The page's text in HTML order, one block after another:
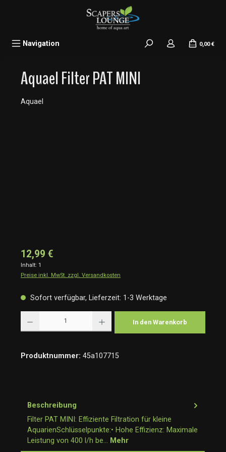
Navigation 0,00 €
Aquael Filter PAT MINI
Aquael
12,99 €
Inhalt: 1
Preise inkl. MwSt. zzgl. Versandkosten
Sofort verfügbar, Lieferzeit: 1-3 Werktage
In den Warenkorb
Produktnummer: 45a107715
Beschreibung
Filter PAT MINI: Effiziente Filtration für kleine
AquarienSchlüsselpunkte:• Hohe Effizienz: Maximale
Leistung von 400 l/h be… Mehr